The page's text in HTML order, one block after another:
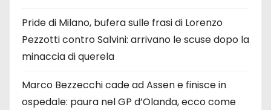
Pride di Milano, bufera sulle frasi di Lorenzo
Pezzotti contro Salvini: arrivano le scuse dopo la
minaccia di querela
Marco Bezzecchi cade ad Assen e finisce in
ospedale: paura nel GP d’Olanda, ecco come